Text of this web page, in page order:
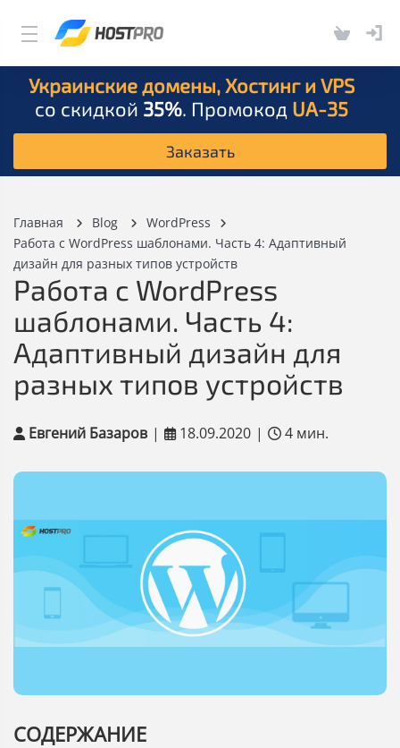
Украинские домены, Хостинг и VPS
со скидкой 35%. Промокод UA-35
Заказать
Главная Blog
WordPress
Работа с WordPress шаблонами. Часть 4: Адаптивный
дизайн для разных типов устройств
Работа с WordPress
шаблонами. Часть 4:
Адаптивный дизайн для
разных типов устройств
Евгений Базаров | 18.09.2020 | 4 мин.
СОДЕРЖАНИЕ